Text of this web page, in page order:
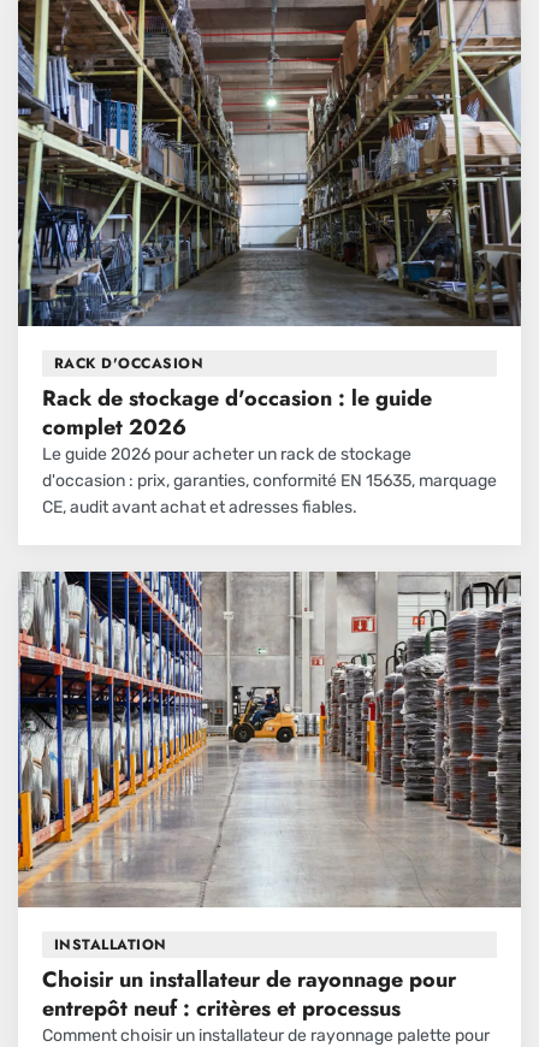
RACK D'OCCASION
Rack de stockage d'occasion : le guide
complet 2026
Le guide 2026 pour acheter un rack de stockage
d'occasion : prix, garanties, conformité EN 15635, marquage
CE, audit avant achat et adresses fiables.
INSTALLATION
Choisir un installateur de rayonnage pour
entrepôt neuf : critères et processus
Comment choisir un installateur de rayonnage palette pour